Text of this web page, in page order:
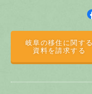
岐阜の移住に関する
資料を請求する